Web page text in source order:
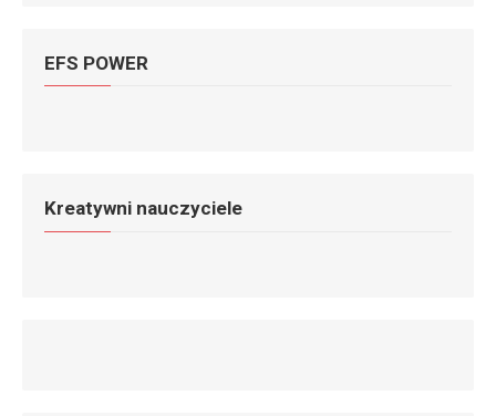
EFS POWER
Kreatywni nauczyciele